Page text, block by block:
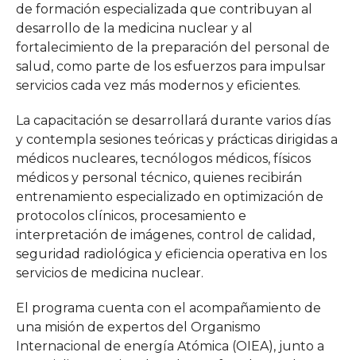
de formación especializada que contribuyan al
desarrollo de la medicina nuclear y al
fortalecimiento de la preparación del personal de
salud, como parte de los esfuerzos para impulsar
servicios cada vez más modernos y eficientes.
La capacitación se desarrollará durante varios días
y contempla sesiones teóricas y prácticas dirigidas a
médicos nucleares, tecnólogos médicos, físicos
médicos y personal técnico, quienes recibirán
entrenamiento especializado en optimización de
protocolos clínicos, procesamiento e
interpretación de imágenes, control de calidad,
seguridad radiológica y eficiencia operativa en los
servicios de medicina nuclear.
El programa cuenta con el acompañamiento de
una misión de expertos del Organismo
Internacional de energía Atómica (OIEA), junto a